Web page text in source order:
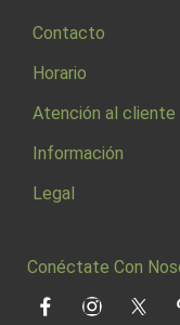
Contacto
Horario
Atención al cliente
Información
Legal
Conéctate Con
FacebookInstagramTwitter